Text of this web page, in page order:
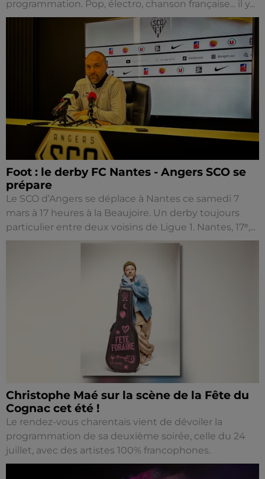
programmation. Pop, électro, chanson française... il y...
Foot : le derby FC Nantes - Angers SCO se
prépare
Le SCO d’Angers se déplace à Nantes ce samedi 7
mars à 17 heures à la Beaujoire. Un derby toujours
particulier entre deux voisins de Ligue 1. Nantes, 17ᵉ,...
Christophe Maé sur la scène de la Fête du
Cognac cet été !
Le rendez-vous charentais vient de dévoiler la
programmation de sa deuxième soirée, celle du 24
juillet, avec des artistes 100% francophones.